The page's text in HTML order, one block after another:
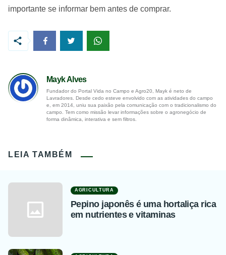
importante se informar bem antes de comprar.
Mayk Alves
Fundador do Portal Vida no Campo e Agro20, Mayk é neto de
Lavradores. Desde cedo esteve envolvido com as atividades do campo
e, em 2014, uniu sua paixão pela comunicação com o tradicionalismo do
campo. Tem como missão levar informações sobre o agronegócio de
forma dinâmica, interativa e sem filtros.
LEIA TAMBÉM
AGRICULTURA
Pepino japonês é uma hortaliça rica
em nutrientes e vitaminas